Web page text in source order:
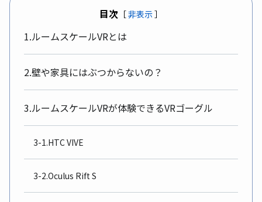
目次 ［非表示］
1.ルームスケールVRとは
2.壁や家具にはぶつからないの？
3.ルームスケールVRが体験できるVRゴーグル
3-1.HTC VIVE
3-2.Oculus Rift S